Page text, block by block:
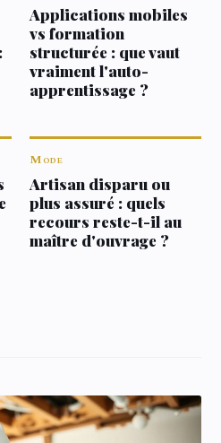
Applications mobiles
vs formation
structurée : que vaut
vraiment l'auto-
apprentissage ?
Mode
Artisan disparu ou
plus assuré : quels
recours reste-t-il au
maître d'ouvrage ?